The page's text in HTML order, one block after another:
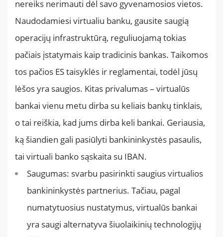
nereiks nerimauti dėl savo gyvenamosios vietos.
Naudodamiesi virtualiu banku, gausite saugią
operacijų infrastruktūrą, reguliuojamą tokias
pačiais įstatymais kaip tradicinis bankas. Taikomos
tos pačios ES taisyklės ir reglamentai, todėl jūsų
lėšos yra saugios. Kitas privalumas – virtualūs
bankai vienu metu dirba su keliais bankų tinklais,
o tai reiškia, kad jums dirba keli bankai. Geriausia,
ką šiandien gali pasiūlyti bankininkystės pasaulis,
tai virtuali banko sąskaita su IBAN.
Saugumas: svarbu pasirinkti saugius virtualios
bankininkystės partnerius. Tačiau, pagal
numatytuosius nustatymus, virtualūs bankai
yra saugi alternatyva šiuolaikinių technologijų